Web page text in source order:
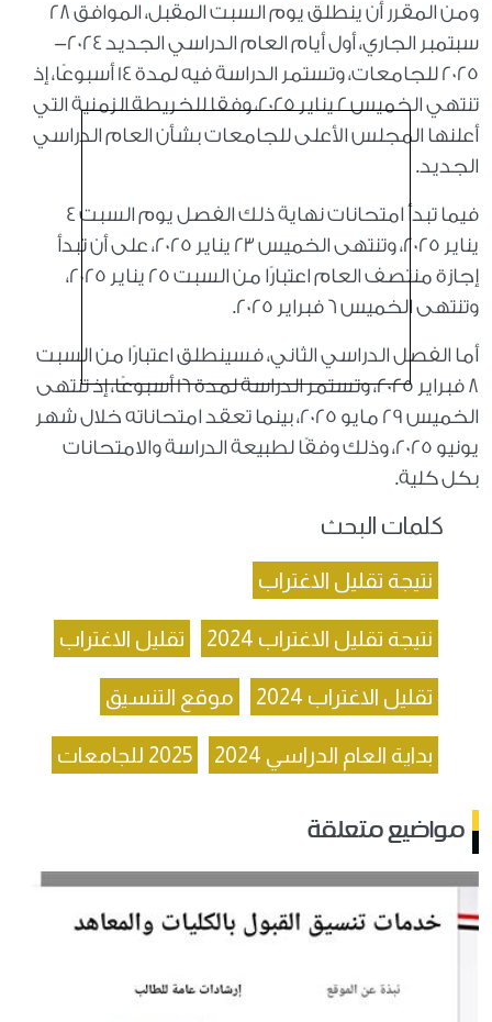
ومن المقرر أن ينطلق يوم السبت المقبل، الموافق 28
سبتمبر الجاري، أول أيام العام الدراسي الجديد 2024-
2025 للجامعات، وتستمر الدراسة فيه لمدة 14 أسبوعًا، إذ
تنتهي الخميس 2 يناير 2025، وفقا للخريطة الزمنية التي
أعلنها المجلس الأعلى للجامعات بشأن العام الدراسي
الجديد.
فيما تبدأ امتحانات نهاية ذلك الفصل يوم السبت 4
يناير 2025، وتنتهى الخميس 23 يناير 2025، على أن تبدأ
إجازة منتصف العام اعتبارًا من السبت 25 يناير 2025،
وتنتهى الخميس 6 فبراير 2025.
أما الفصل الدراسي الثاني، فسينطلق اعتبارًا من السبت
8 فبراير 2025، وتستمر الدراسة لمدة 16 أسبوعًا، إذ تنتهى
الخميس 29 مايو 2025، بينما تعقد امتحاناته خلال شهر
يونيو 2025، وذلك وفقًا لطبيعة الدراسة والامتحانات
بكل كلية.
كلمات البحث
نتيجة تقليل الاغتراب
نتيجة تقليل الاغتراب 2024 تقليل الاغتراب
تقليل الاغتراب 2024 موقع التنسيق
بداية العام الدراسي 2024 2025 للجامعات
مواضيع متعلقة